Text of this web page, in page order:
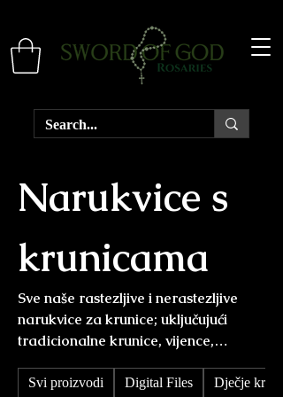
Narukvice s
krunicama
Sve naše rastezljive i nerastezljive
narukvice za krunice; uključujući
tradicionalne krunice, vijence,
narukvice za krunice i krunice za
Svi proizvodi Digital Files Dječje